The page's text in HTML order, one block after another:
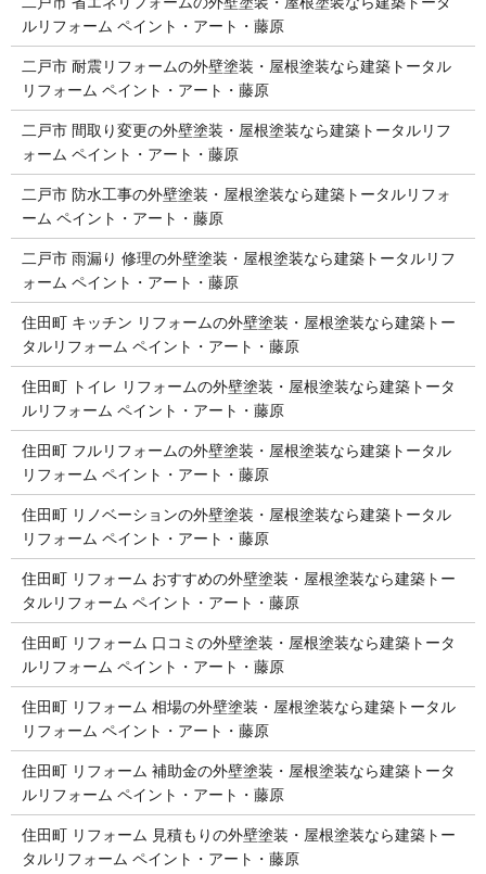
ルリフォーム ペイント・アート・藤原
二戸市 耐震リフォームの外壁塗装・屋根塗装なら建築トータル
リフォーム ペイント・アート・藤原
二戸市 間取り変更の外壁塗装・屋根塗装なら建築トータルリフ
ォーム ペイント・アート・藤原
二戸市 防水工事の外壁塗装・屋根塗装なら建築トータルリフォ
ーム ペイント・アート・藤原
二戸市 雨漏り 修理の外壁塗装・屋根塗装なら建築トータルリフ
ォーム ペイント・アート・藤原
住田町 キッチン リフォームの外壁塗装・屋根塗装なら建築トー
タルリフォーム ペイント・アート・藤原
住田町 トイレ リフォームの外壁塗装・屋根塗装なら建築トータ
ルリフォーム ペイント・アート・藤原
住田町 フルリフォームの外壁塗装・屋根塗装なら建築トータル
リフォーム ペイント・アート・藤原
住田町 リノベーションの外壁塗装・屋根塗装なら建築トータル
リフォーム ペイント・アート・藤原
住田町 リフォーム おすすめの外壁塗装・屋根塗装なら建築トー
タルリフォーム ペイント・アート・藤原
住田町 リフォーム 口コミの外壁塗装・屋根塗装なら建築トータ
ルリフォーム ペイント・アート・藤原
住田町 リフォーム 相場の外壁塗装・屋根塗装なら建築トータル
リフォーム ペイント・アート・藤原
住田町 リフォーム 補助金の外壁塗装・屋根塗装なら建築トータ
ルリフォーム ペイント・アート・藤原
住田町 リフォーム 見積もりの外壁塗装・屋根塗装なら建築トー
タルリフォーム ペイント・アート・藤原